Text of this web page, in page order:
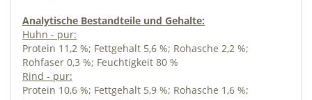
Analytische Bestandteile und Gehalte:
Huhn - pur:
Protein 11,2 %; Fettgehalt 5,6 %; Rohasche 2,2 %;
Rohfaser 0,3 %; Feuchtigkeit 80 %
Rind - pur:
Protein 10,6 %; Fettgehalt 5,9 %; Rohasche 1,6 %;